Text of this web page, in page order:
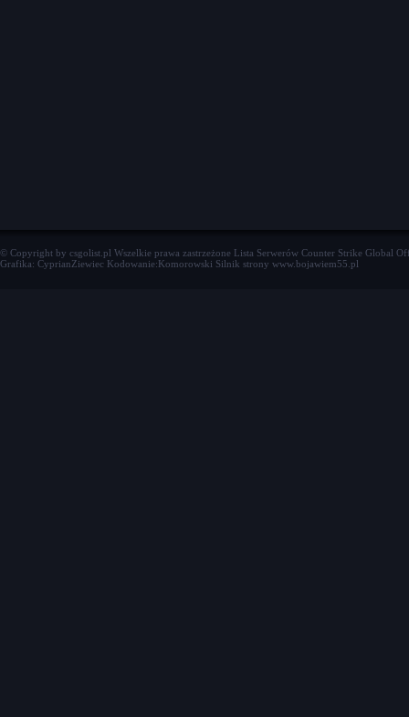
© Copyright by csgolist.pl Wszelkie prawa zastrzeżone Lista Serwerów Counter Strike Global
Grafika: CyprianZiewiec Kodowanie:Komorowski Silnik strony www.bojawiem55.pl